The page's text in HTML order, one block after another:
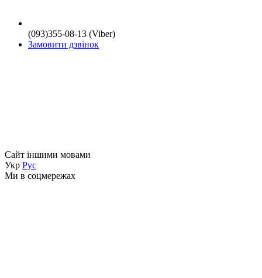
(093)355-08-13 (Viber)
Замовити дзвінок
Сайт іншими мовами
Укр Рус
Ми в соцмережах